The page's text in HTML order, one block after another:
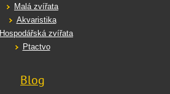
Malá zvířata
Akvaristika
Hospodářská zvířata
Ptactvo
Blog